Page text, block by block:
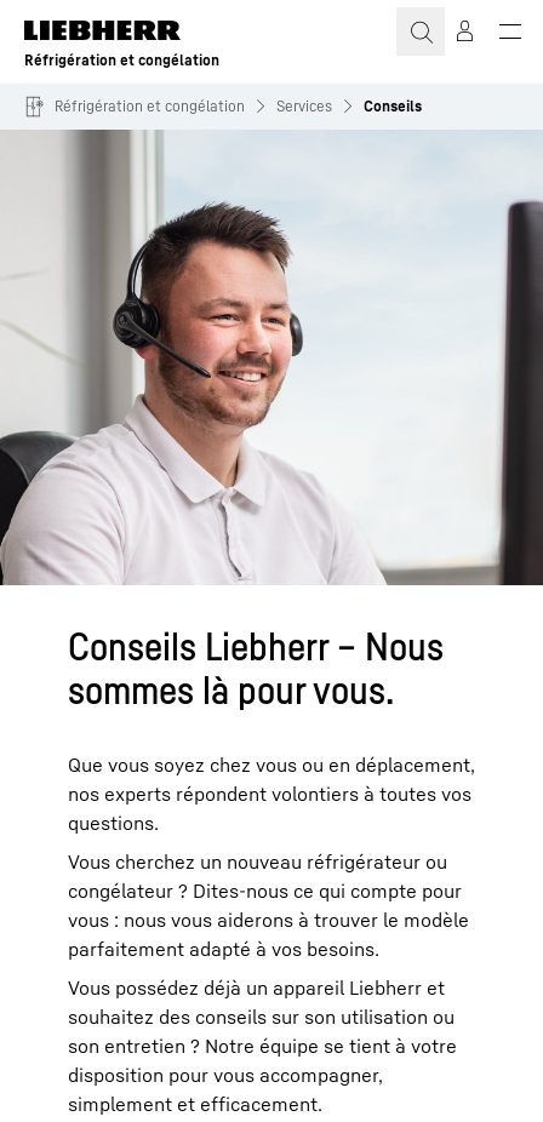
Réfrigération et congélation
Réfrigération et congélation Services Conseils
Conseils Liebherr – Nous
sommes là pour vous.
Que vous soyez chez vous ou en déplacement,
nos experts répondent volontiers à toutes vos
questions.
Vous cherchez un nouveau réfrigérateur ou
congélateur ? Dites-nous ce qui compte pour
vous : nous vous aiderons à trouver le modèle
parfaitement adapté à vos besoins.
Vous possédez déjà un appareil Liebherr et
souhaitez des conseils sur son utilisation ou
son entretien ? Notre équipe se tient à votre
disposition pour vous accompagner,
simplement et efficacement.